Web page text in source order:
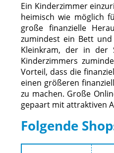
Ein Kinderzimmer
heimisch wie möglich
große finanzielle
zumindest ein Bett
Kleinkram, der in der
Kinderzimmers
Vorteil, dass die
einen größeren
zu machen. Große
gepaart mit attraktiven
Folgende